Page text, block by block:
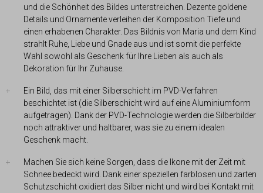
und die Schönheit des Bildes unterstreichen. Dezente goldene
Details und Ornamente verleihen der Komposition Tiefe und
einen erhabenen Charakter. Das Bildnis von Maria und dem Kind
strahlt Ruhe, Liebe und Gnade aus und ist somit die perfekte
Wahl sowohl als Geschenk für Ihre Lieben als auch als
Dekoration für Ihr Zuhause.
Ein Bild, das mit einer Silberschicht im PVD-Verfahren
beschichtet ist (die Silberschicht wird auf eine Aluminiumform
aufgetragen). Dank der PVD-Technologie werden die Silberbilder
noch attraktiver und haltbarer, was sie zu einem idealen
Geschenk macht.
Machen Sie sich keine Sorgen, dass die Ikone mit der Zeit mit
Schnee bedeckt wird. Dank einer speziellen farblosen und zarten
Schutzschicht oxidiert das Silber nicht und wird bei Kontakt mit